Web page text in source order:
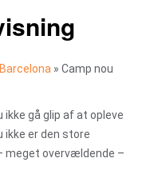
» Camp nou
ikke gå glip af at opleve
ikke er den store
meget overvældende –